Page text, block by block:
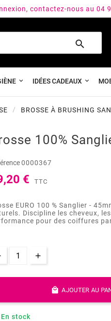
contactez-nous au 04

IDÉES CADEAUX
BROSSE À BRUSHING
100%
0000367
€ TTC
EURO 100 % Sanglier -
Discipline les cheveux,
pour des coiffures
 AJOUTER AU
En stock